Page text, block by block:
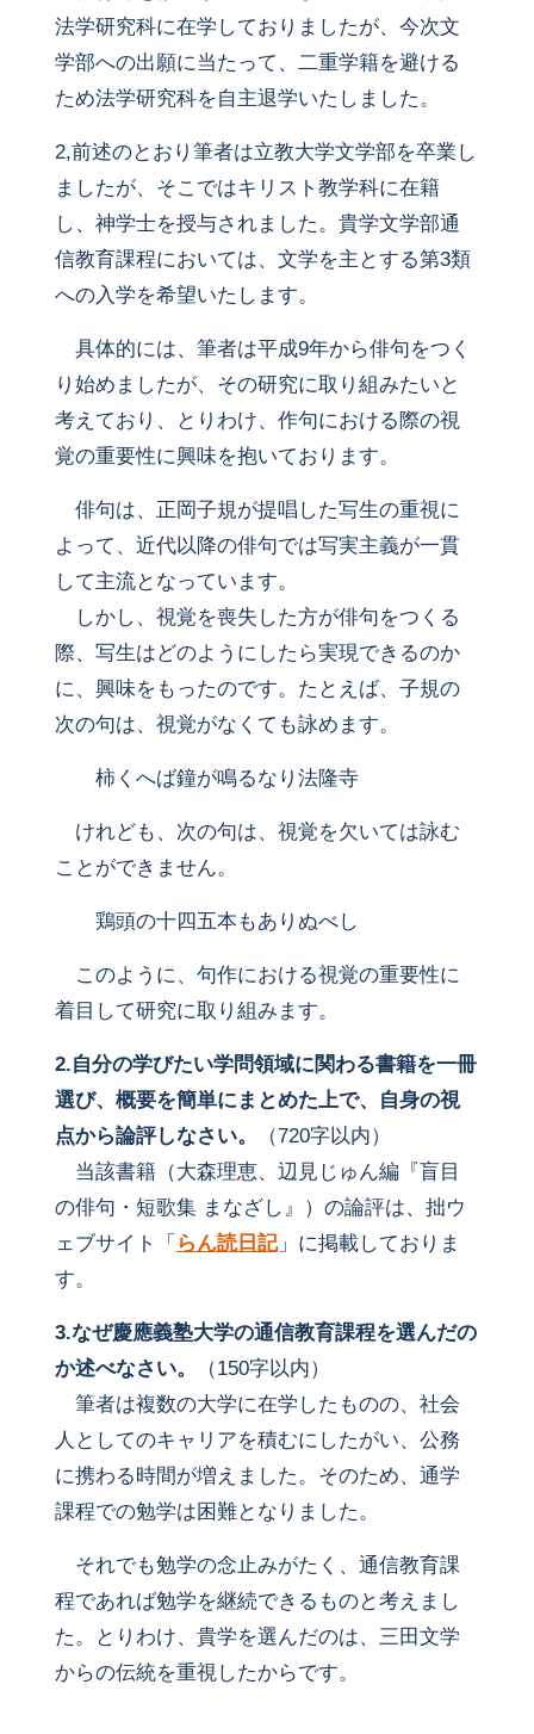
法学研究科に在学しておりましたが、今次文
学部への出願に当たって、二重学籍を避ける
ため法学研究科を自主退学いたしました。
2,前述のとおり筆者は立教大学文学部を卒業し
ましたが、そこではキリスト教学科に在籍
し、神学士を授与されました。貴学文学部通
信教育課程においては、文学を主とする第3類
への入学を希望いたします。
具体的には、筆者は平成9年から俳句をつく
り始めましたが、その研究に取り組みたいと
考えており、とりわけ、作句における際の視
覚の重要性に興味を抱いております。
俳句は、正岡子規が提唱した写生の重視に
よって、近代以降の俳句では写実主義が一貫
して主流となっています。
しかし、視覚を喪失した方が俳句をつくる
際、写生はどのようにしたら実現できるのか
に、興味をもったのです。たとえば、子規の
次の句は、視覚がなくても詠めます。
柿くへば鐘が鳴るなり法隆寺
けれども、次の句は、視覚を欠いては詠む
ことができません。
鶏頭の十四五本もありぬべし
このように、句作における視覚の重要性に
着目して研究に取り組みます。
2.自分の学びたい学問領域に関わる書籍を一冊
選び、概要を簡単にまとめた上で、自身の視
点から論評しなさい。
（720字以内）
当該書籍（大森理恵、辺見じゅん編『盲目
の俳句・短歌集 まなざし』）の論評は、拙ウ
ェブサイト「 らん読日記」に掲載しておりま
す。
3.なぜ慶應義塾大学の通信教育課程を選んだの
か述べなさい。
（150字以内）
筆者は複数の大学に在学したものの、社会
人としてのキャリアを積むにしたがい、公務
に携わる時間が増えました。そのため、通学
課程での勉学は困難となりました。
それでも勉学の念止みがたく、通信教育課
程であれば勉学を継続できるものと考えまし
た。とりわけ、貴学を選んだのは、三田文学
からの伝統を重視したからです。